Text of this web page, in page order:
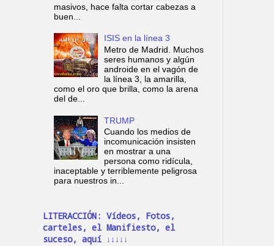
masivos, hace falta cortar cabezas a
buen...
ISIS en la línea 3
Metro de Madrid. Muchos
seres humanos y algún
androide en el vagón de
la línea 3, la amarilla,
como el oro que brilla, como la arena
del de...
TRUMP
Cuando los medios de
incomunicación insisten
en mostrar a una
persona como ridícula,
inaceptable y terriblemente peligrosa
para nuestros in...
LITERACCIÓN: Vídeos, Fotos,
carteles, el Manifiesto, el
suceso, aquí ↓↓↓↓↓